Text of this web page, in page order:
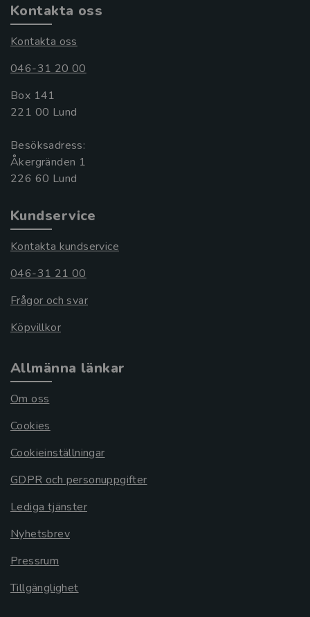
Kontakta oss
Kontakta oss
046-31 20 00
Box 141
221 00 Lund
Besöksadress:
Åkergränden 1
Kundservice
Kontakta kundservice
046-31 21 00
Frågor och svar
Köpvillkor
Allmänna länkar
Om oss
Cookies
Cookieinställningar
GDPR och personuppgifter
Lediga tjänster
Nyhetsbrev
Pressrum
Tillgänglighet